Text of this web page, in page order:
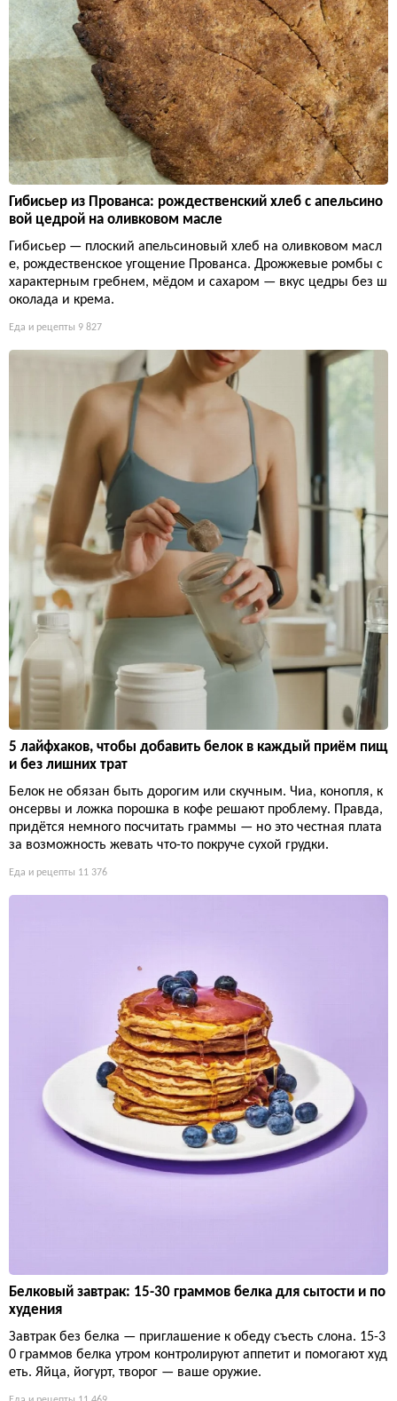
Гибисьер из Прованса: рождественский хлеб с апельсино
вой цедрой на оливковом масле
Гибисьер — плоский апельсиновый хлеб на оливковом масл
е, рождественское угощение Прованса. Дрожжевые ромбы с
характерным гребнем, мёдом и сахаром — вкус цедры без ш
околада и крема.
Еда и рецепты 9 827
5 лайфхаков, чтобы добавить белок в каждый приём пищ
и без лишних трат
Белок не обязан быть дорогим или скучным. Чиа, конопля, к
онсервы и ложка порошка в кофе решают проблему. Правда,
придётся немного посчитать граммы — но это честная плата
за возможность жевать что-то покруче сухой грудки.
Еда и рецепты 11 376
Белковый завтрак: 15-30 граммов белка для сытости и по
худения
Завтрак без белка — приглашение к обеду съесть слона. 15-3
0 граммов белка утром контролируют аппетит и помогают худ
еть. Яйца, йогурт, творог — ваше оружие.